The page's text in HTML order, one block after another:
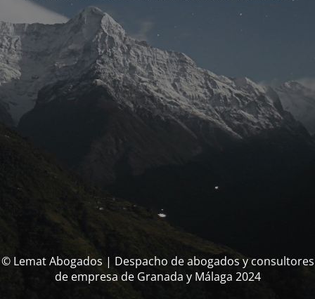
© Lemat Abogados | Despacho de abogados y consultores
de empresa de Granada y Málaga 2024